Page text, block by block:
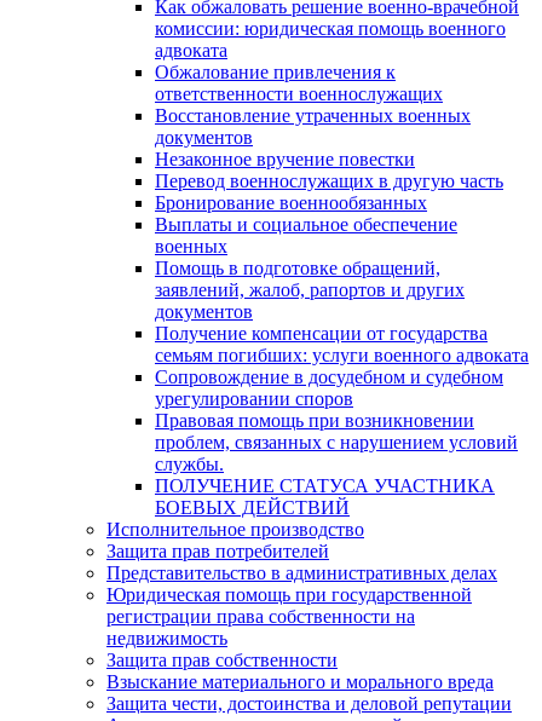
Как обжаловать решение военно-врачебной
комиссии: юридическая помощь военного
адвоката
Обжалование привлечения к
ответственности военнослужащих
Восстановление утраченных военных
документов
Незаконное вручение повестки
Перевод военнослужащих в другую часть
Бронирование военнообязанных
Выплаты и социальное обеспечение
военных
Помощь в подготовке обращений,
заявлений, жалоб, рапортов и других
документов
Получение компенсации от государства
семьям погибших: услуги военного адвоката
Сопровождение в досудебном и судебном
урегулировании споров
Правовая помощь при возникновении
проблем, связанных с нарушением условий
службы.
ПОЛУЧЕНИЕ СТАТУСА УЧАСТНИКА
БОЕВЫХ ДЕЙСТВИЙ
Исполнительное производство
Защита прав потребителей
Представительство в административных делах
Юридическая помощь при государственной
регистрации права собственности на
недвижимость
Защита прав собственности
Взыскание материального и морального вреда
Защита чести, достоинства и деловой репутации